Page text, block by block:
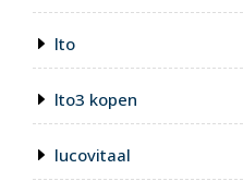
lto
lto3 kopen
lucovitaal